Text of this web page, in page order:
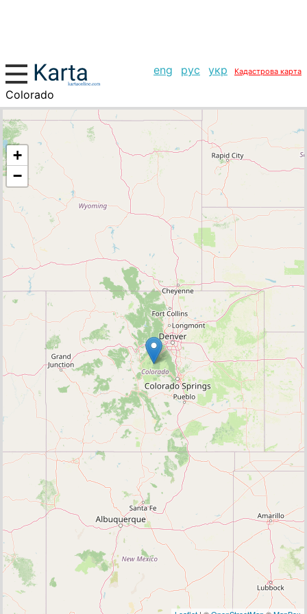
eng рус укр Кадастрова карта
Colorado
+
−